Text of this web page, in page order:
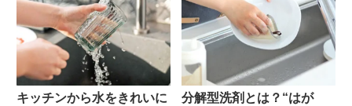
キッチンから水をきれいに
分解型洗剤とは？“はが